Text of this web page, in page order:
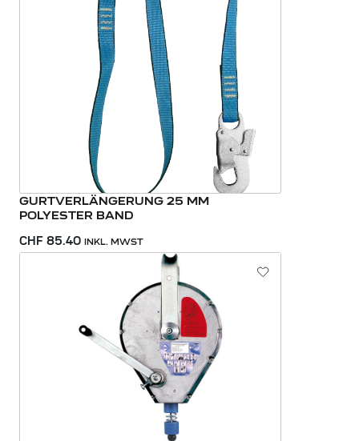
GURTVERLÄNGERUNG 25 MM
POLYESTER BAND
CHF 85.40 INKL. MWST